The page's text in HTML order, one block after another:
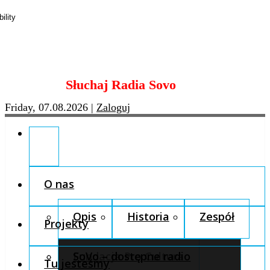
content
Słuchaj Radia Sovo
Friday, 07.08.2026 | Zaloguj
O nas
Opis Historia Zespół
Fundacja Pro Cultura
Projekty
SoVo – dostępne radio
Tu jesteśmy